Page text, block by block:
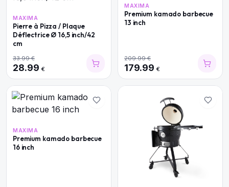
MAXIMA
Pierre à Pizza / Plaque
Déflectrice Ø 16,5 inch/42
cm
33.99€
28.99 €
MAXIMA
Premium kamado barbecue
13 inch
209.99€
179.99 €
MAXIMA
Premium kamado barbecue
16 inch